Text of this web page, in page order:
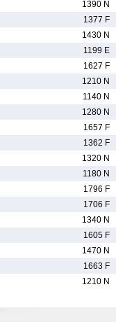
1390 N
1377 F
1430 N
1199 E
1627 F
1210 N
1140 N
1280 N
1657 F
1362 F
1320 N
1180 N
1796 F
1706 F
1340 N
1605 F
1470 N
1663 F
1210 N